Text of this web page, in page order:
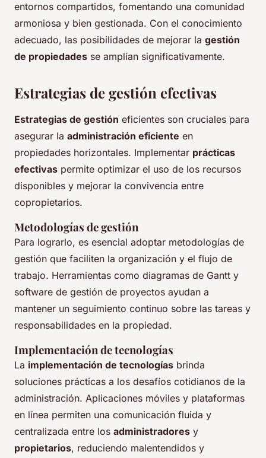
entornos compartidos, fomentando una comunidad
armoniosa y bien gestionada. Con el conocimiento
adecuado, las posibilidades de mejorar la gestión
de propiedades se amplían significativamente.
Estrategias de gestión efectivas
Estrategias de gestión eficientes son cruciales para
asegurar la administración eficiente en
propiedades horizontales. Implementar prácticas
efectivas permite optimizar el uso de los recursos
disponibles y mejorar la convivencia entre
copropietarios.
Metodologías de gestión
Para lograrlo, es esencial adoptar metodologías de
gestión que faciliten la organización y el flujo de
trabajo. Herramientas como diagramas de Gantt y
software de gestión de proyectos ayudan a
mantener un seguimiento continuo sobre las tareas y
responsabilidades en la propiedad.
Implementación de tecnologías
La implementación de tecnologías brinda
soluciones prácticas a los desafíos cotidianos de la
administración. Aplicaciones móviles y plataformas
en línea permiten una comunicación fluida y
centralizada entre los administradores y
propietarios, reduciendo malentendidos y